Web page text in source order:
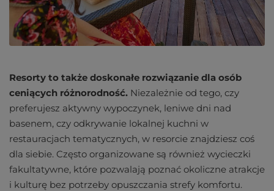
Resorty to także doskonałe rozwiązanie dla osób
ceniących różnorodność. Niezależnie od tego, czy
preferujesz aktywny wypoczynek, leniwe dni nad
basenem, czy odkrywanie lokalnej kuchni w
restauracjach tematycznych, w resorcie znajdziesz coś
dla siebie. Często organizowane są również wycieczki
fakultatywne, które pozwalają poznać okoliczne atrakcje
i kulturę bez potrzeby opuszczania strefy komfortu.